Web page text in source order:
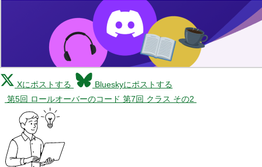
Xにポストする
Blueskyにポストする
第5回 ロールオーバーのコード 第7回 クラス その2